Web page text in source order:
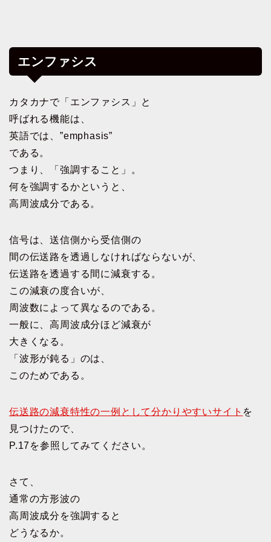
エンファシス
カタカナで「エンファシス」と
呼ばれる機能は、
英語では、”emphasis”
である。
つまり、「強調すること」。
何を強調するかというと、
高周波成分である。
信号は、送信側から受信側の
間の伝送路を透過しなければならないが、
伝送路を透過する間に減衰する。
この減衰の度合いが、
周波数によって異なるのである。
一般に、高周波成分ほど減衰が
大きくなる。
「波形が鈍る」のは、
このためである。
伝送路の減衰特性の一例として分かりやすいサイト を
見つけたので、
P.17を参照してみてください。
さて、
通常の方形波の
高周波成分を強調すると
どうなるか。